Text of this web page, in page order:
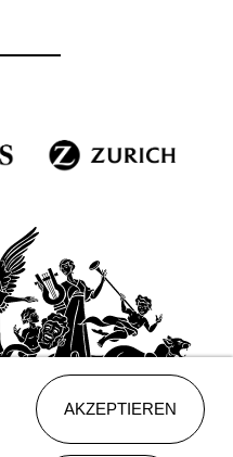
AKZEPTIEREN